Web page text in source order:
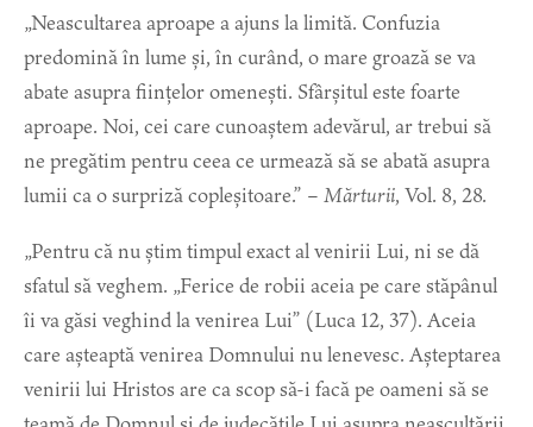
„Neascultarea aproape a ajuns la limită. Confuzia
predomină în lume și, în curând, o mare groază se va
abate asupra ființelor omenești. Sfârșitul este foarte
aproape. Noi, cei care cunoaștem adevărul, ar trebui să
ne pregătim pentru ceea ce urmează să se abată asupra
lumii ca o surpriză copleșitoare.” – Mărturii, Vol. 8, 28.
„Pentru că nu știm timpul exact al venirii Lui, ni se dă
sfatul să veghem. „Ferice de robii aceia pe care stăpânul
îi va găsi veghind la venirea Lui” (Luca 12, 37). Aceia
care așteaptă venirea Domnului nu lenevesc. Așteptarea
venirii lui Hristos are ca scop să-i facă pe oameni să se